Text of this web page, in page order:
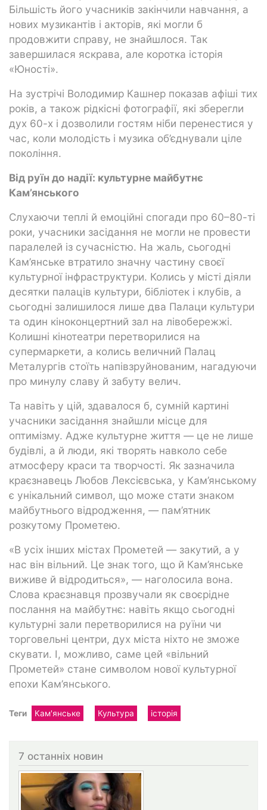
Більшість його учасників закінчили навчання, а
нових музикантів і акторів, які могли б
продовжити справу, не знайшлося. Так
завершилася яскрава, але коротка історія
«Юності».
На зустрічі Володимир Кашнер показав афіші тих
років, а також рідкісні фотографії, які зберегли
дух 60-х і дозволили гостям ніби перенестися у
час, коли молодість і музика об’єднували ціле
покоління.
Від руїн до надії: культурне майбутнє
Кам’янського
Слухаючи теплі й емоційні спогади про 60–80-ті
роки, учасники засідання не могли не провести
паралелей із сучасністю. На жаль, сьогодні
Кам’янське втратило значну частину своєї
культурної інфраструктури. Колись у місті діяли
десятки палаців культури, бібліотек і клубів, а
сьогодні залишилося лише два Палаци культури
та один кіноконцертний зал на лівобережжі.
Колишні кінотеатри перетворилися на
супермаркети, а колись величний Палац
Металургів стоїть напівзруйнованим, нагадуючи
про минулу славу й забуту велич.
Та навіть у цій, здавалося б, сумній картині
учасники засідання знайшли місце для
оптимізму. Адже культурне життя — це не лише
будівлі, а й люди, які творять навколо себе
атмосферу краси та творчості. Як зазначила
краєзнавець Любов Лексієвська, у Кам’янському
є унікальний символ, що може стати знаком
майбутнього відродження, — пам’ятник
розкутому Прометею.
«В усіх інших містах Прометей — закутий, а у
нас він вільний. Це знак того, що й Кам’янське
виживе й відродиться», — наголосила вона.
Слова краєзнавця прозвучали як своєрідне
послання на майбутнє: навіть якщо сьогодні
культурні зали перетворилися на руїни чи
торговельні центри, дух міста ніхто не зможе
скувати. І, можливо, саме цей «вільний
Прометей» стане символом нової культурної
епохи Кам’янського.
Теги Кам'янське Культура історія
7 останніх новин